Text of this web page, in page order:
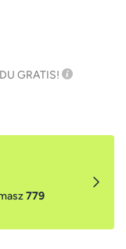
GRATIS!
779